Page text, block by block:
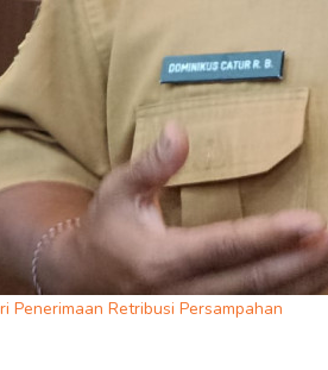
Penerimaan Retribusi Persampahan